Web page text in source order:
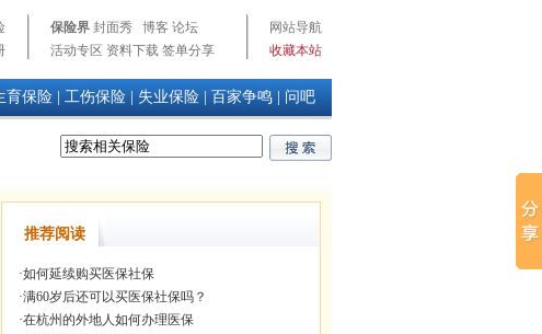
保险界 封面秀 博客 论坛
活动专区 资料下载 签单分享
网站导航
收藏本站
育保险 工伤保险 失业保险 百家争鸣 问吧
推荐阅读
·如何延续购买医保社保
·满60岁后还可以买医保社保吗？
·在杭州的外地人如何办理医保